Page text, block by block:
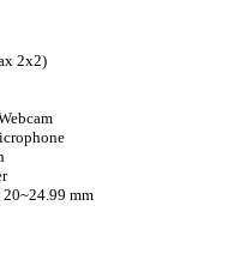
2x2)
mm